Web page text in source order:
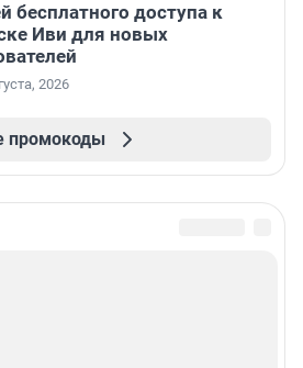
бесплатного доступа к
Иви для новых
2026
промокоды